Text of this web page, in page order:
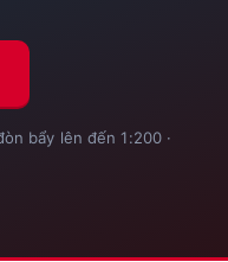
bẩy lên đến 1:200 ·